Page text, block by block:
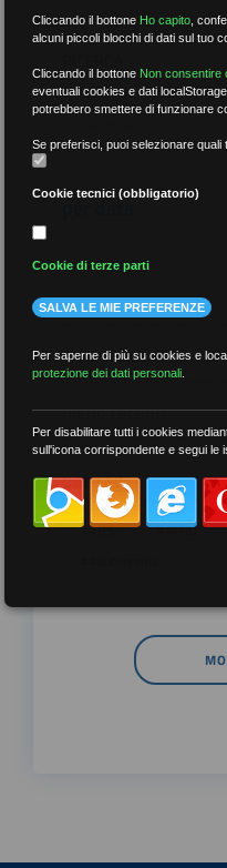
per data
più recenti
meno recenti
per tag
##DS ##FGU
Cliccando il bottone Ho capito ,
alcuni piccoli blocchi di dati sul tuo
Cliccando il bottone Non consentire
eventuali cookies e dati
potrebbero smettere di funzionare
Se preferisci, puoi selezionare quali
Cookie tecnici (obbligatorio)
Cookie di terze parti
SALVA LE MIE PREFERENZE
Per saperne di più su cookies e
protezione dei dati personali
Per disabilitare tutti i cookies
sull'icona corrispondente e segui le